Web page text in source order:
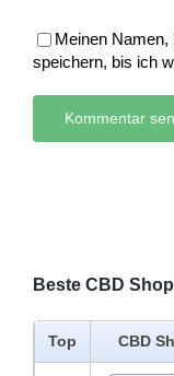
Meinen
speichern, bis ich
Beste CBD
Top CBD